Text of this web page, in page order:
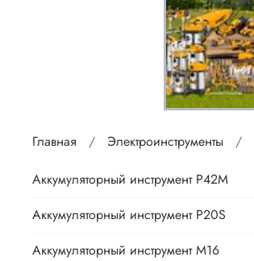
Главная Электроинструменты
Аккумуляторный инструмент P42M
Аккумуляторный инструмент P20S
Аккумуляторный инструмент М16